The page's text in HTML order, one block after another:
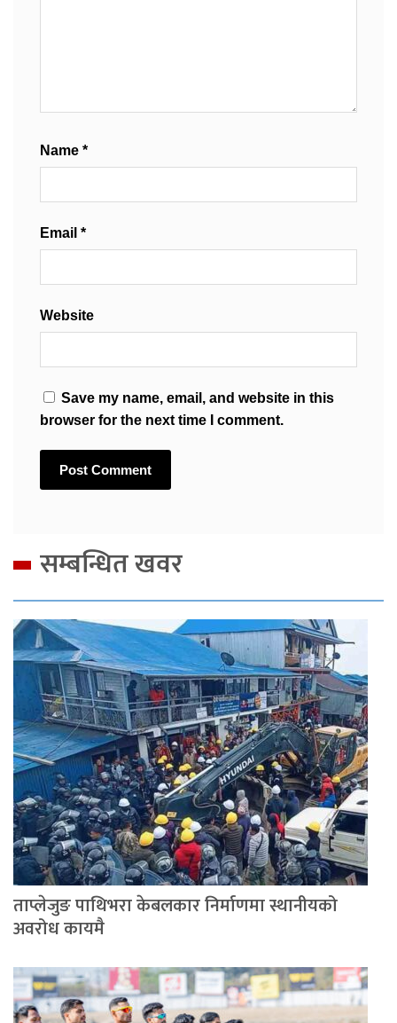
Name *
Email *
Website
Save my name, email, and website in this
browser for the next time I comment.
सम्बन्धित खवर
ताप्लेजुङ पाथिभरा केबलकार निर्माणमा स्थानीयको
अवरोध कायमै